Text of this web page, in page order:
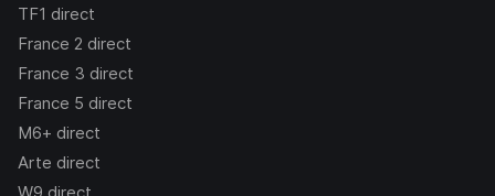
TF1 direct
France 2 direct
France 3 direct
France 5 direct
M6+ direct
Arte direct